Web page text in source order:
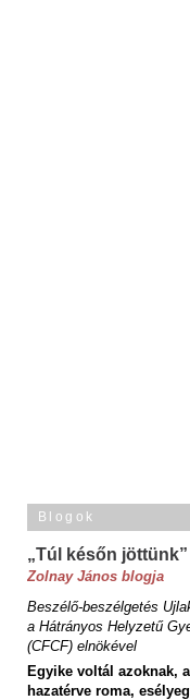
Blogok
„Túl későn jöttünk”
Zolnay János blogja
Beszélő-beszélgetés
a Hátrányos Helyzetű
(CFCF) elnökével
Egyike voltál azoknak,
hazatérve roma,